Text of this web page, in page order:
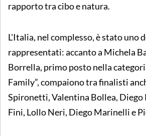
rapporto tra cibo e natura.
L'Italia, nel complesso, è stato uno
rappresentati: accanto a Michela
Borrella, primo posto nella
Family”, compaiono tra finalisti
Spironetti, Valentina Bollea, Diego
Fini, Lollo Neri, Diego Marinelli e